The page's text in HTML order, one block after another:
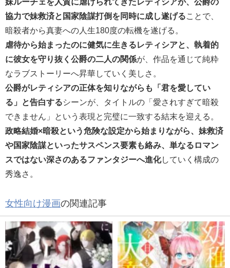
協力で妹救済と国家陰謀打倒を同時に成し遂げる ことで、
暗殺者から真妻への人生180度の転機を遂げる。
虐待から始まったのに健気に生きるレティシアと、執着的
に彼女を守り抜く公爵の二人の関係が、作品を通じて純粋
なラブストーリーへ昇華していく美しさ。
公爵がレティシアの正体を知りながらも「君を愛してい
る」と告白するシーンが、タイトルの「愛されすぎて暗殺
できません」という表現と完璧に一致する結末を迎える。
政略結婚×暗殺という危険な設定から始まりながら、妹救済
や国家陰謀といったサスペンス要素も絡み、単なるロマン
スではない深さのあるファンタジーへ進化していく構成の
秀逸さ。
女性向け漫画の関連記事